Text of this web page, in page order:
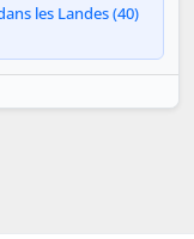
les Landes (40)